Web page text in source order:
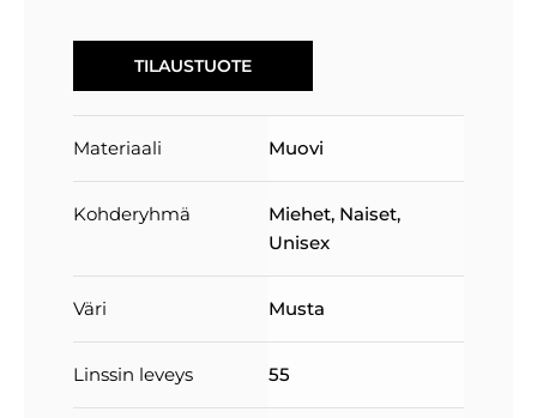
TILAUSTUOTE
Materiaali Muovi
Kohderyhmä Miehet, Naiset,
Unisex
Väri Musta
Linssin leveys 55